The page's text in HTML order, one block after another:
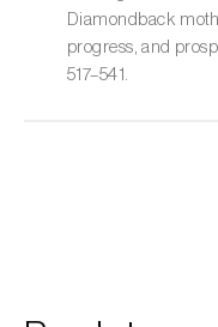
Cochonilha-de-
Pseudococcus
Diamondback
progress, and
517–541.